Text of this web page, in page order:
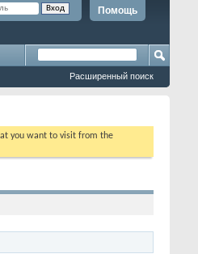
Помощь
Расширенный поиск
you want to visit from the